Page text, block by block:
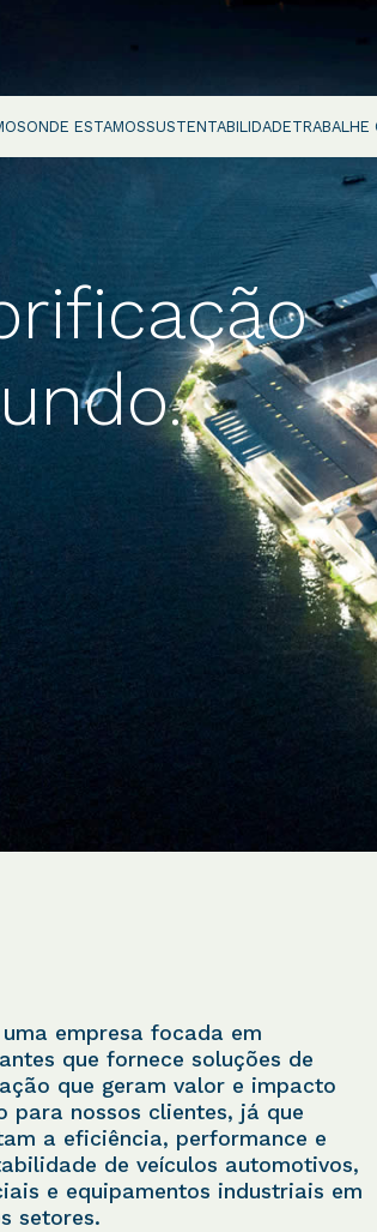
ONDE ESTAMOSSUSTENTABILIDADETRABALHE
uma empresa focada em
que fornece soluções de
que geram valor e impacto
para nossos clientes, já que
a eficiência, performance e
de veículos automotivos,
e equipamentos industriais em
setores.